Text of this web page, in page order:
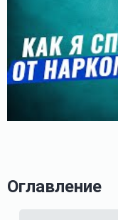
Оглавление